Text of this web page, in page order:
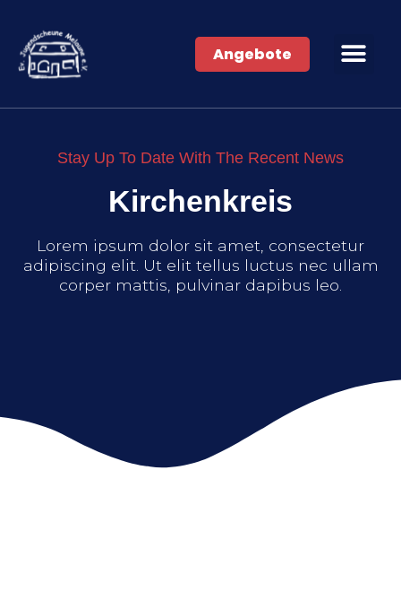
Angebote
Stay Up To Date With The Recent News
Kirchenkreis
Lorem ipsum dolor sit amet, consectetur
adipiscing elit. Ut elit tellus luctus nec ullam
corper mattis, pulvinar dapibus leo.